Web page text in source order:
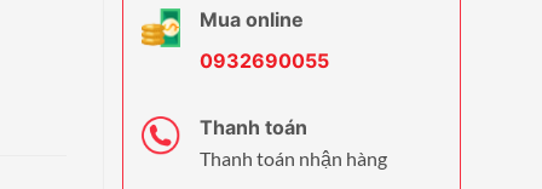
Mua online
0932690055
Thanh toán
Thanh toán nhận hàng